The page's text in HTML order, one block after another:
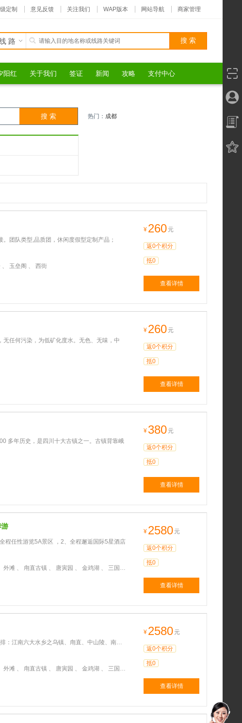
定制 意见反馈 关注我们 WAP版本 网站导航 商家管理
路
阳红 关于我们 签证 新闻 攻略 支付中心
热门： 成都
团队类型,品质团，休闲度假型定制产品；
玉垒阁 、 西街
¥ 260 元
返0个积分
抵0
查看详情
任何污染，为低矿化度水。无色、无味，中
¥ 260 元
返0个积分
抵0
查看详情
多年历史，是四川十大古镇之一。古镇背靠峨
¥ 380 元
返0个积分
抵0
查看详情
游
程任性游览5A景区 ，2、全程邂逅国际5星酒店
、 三国城 、 水浒城 、 南京大屠杀纪念馆 、 灵山大佛 、 寒山寺
¥ 2580 元
返0个积分
抵0
查看详情
江南六大水乡之乌镇、甪直、中山陵、南京大
、 三国城 、 水浒城 、 南京大屠杀纪念馆 、 灵山大佛 、 寒山寺
¥ 2580 元
返0个积分
抵0
查看详情